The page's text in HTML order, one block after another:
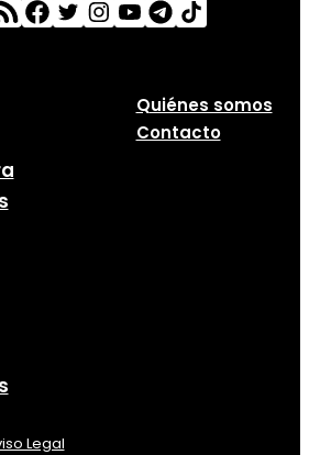
Quiénes somos
Contacto
Legal